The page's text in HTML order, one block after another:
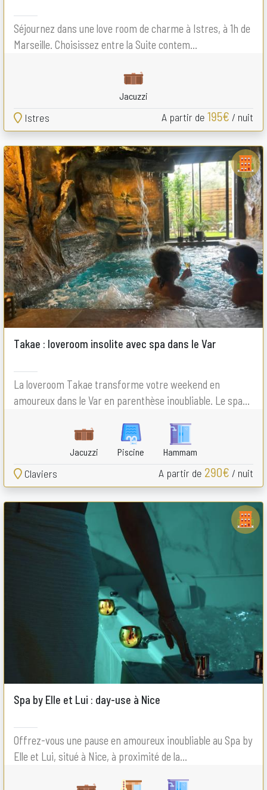
Séjournez dans une love room de charme à Istres, à 1h de
Marseille. Choisissez entre la Suite contem...
Jacuzzi
Istres A partir de 195€ / nuit
Takae : loveroom insolite avec spa dans le Var
La loveroom Takae transforme votre weekend en
amoureux dans le Var en parenthèse inoubliable. Le spa...
Jacuzzi Piscine Hammam
Claviers A partir de 290€ / nuit
Spa by Elle et Lui : day-use à Nice
Offrez-vous une pause en amoureux inoubliable au Spa by
Elle et Lui, situé à Nice, à proximité de la...